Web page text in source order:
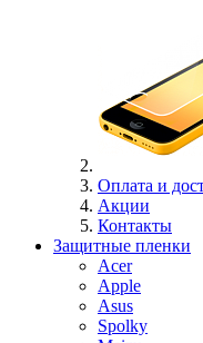
Оплата и
Акции
Контакты
Защитные пленки
Acer
Apple
Asus
Spolky